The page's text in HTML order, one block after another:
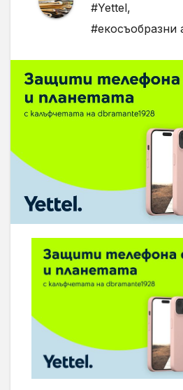
#Yettel,
#екосъобразни